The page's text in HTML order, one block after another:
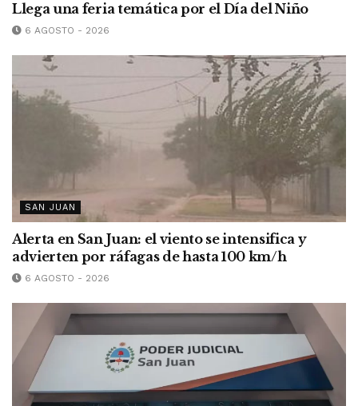
Llega una feria temática por el Día del Niño
6 AGOSTO - 2026
SAN JUAN
Alerta en San Juan: el viento se intensifica y
advierten por ráfagas de hasta 100 km/h
6 AGOSTO - 2026